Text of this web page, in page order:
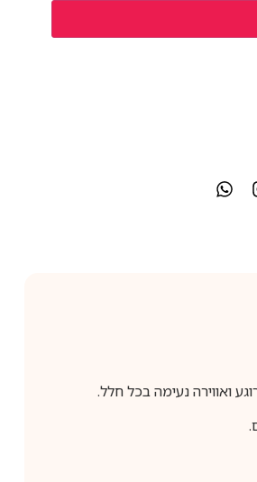
ואווירה נעימה בכל חלל.